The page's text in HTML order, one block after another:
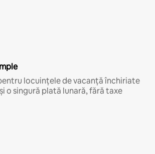
locuințele de vacanță închiriate
o singură plată lunară, fără taxe